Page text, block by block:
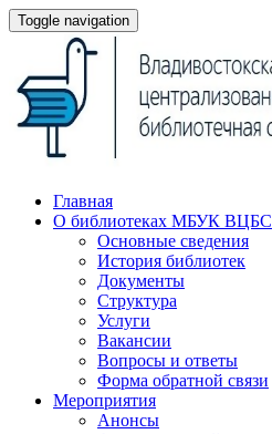
Toggle navigation
Главная
О библиотеках МБУК ВЦБС
Основные сведения
История библиотек
Документы
Структура
Услуги
Вакансии
Вопросы и ответы
Форма обратной связи
Мероприятия
Анонсы